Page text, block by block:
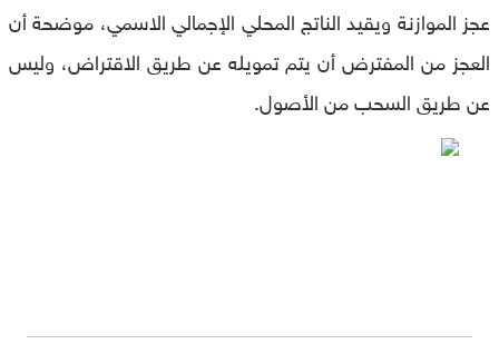
عجز الموازنة ويقيد الناتج المحلي الإجمالي الاسمي، موضحة أن
العجز من المفترض أن يتم تمويله عن طريق الاقتراض، وليس
عن طريق السحب من الأصول.